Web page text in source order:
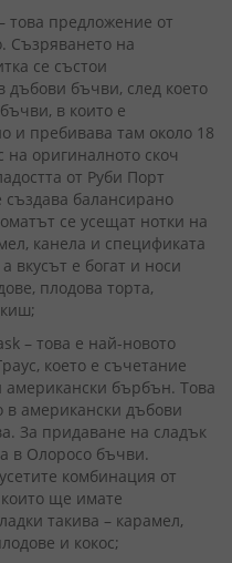
това предложение от
Съзряването на
се състои
бъчви, след което
в които е
и пребивава там около 18
на оригиналното скоч
от Руби Порт
балансирано
се усещат нотки на
канела и спецификата
вкусът е богат и носи
плодова торта,
– това е най-новото
което е съчетание
американски бърбън. Това
в американски дъбови
За придаване на сладък
в Олоросо бъчви.
комбинация от
ще имате
такива – карамел,
и кокос;